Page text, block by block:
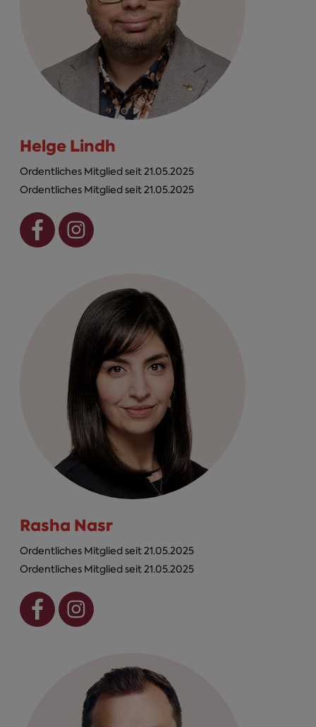
Helge Lindh
Ordentliches Mitglied seit 21.05.2025
Ordentliches Mitglied seit 21.05.2025
Rasha Nasr
Ordentliches Mitglied seit 21.05.2025
Ordentliches Mitglied seit 21.05.2025